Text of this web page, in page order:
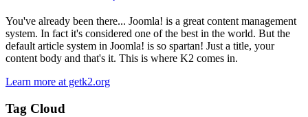
You've already been there... Joomla! is a great content management
system. In fact it's considered one of the best in the world. But the
default article system in Joomla! is so spartan! Just a title, your
content body and that's it. This is where K2 comes in.
Learn more at getk2.org
Tag Cloud